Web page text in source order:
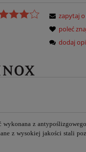
zapytaj
poleć
dodaj
z
z wysokiej jakości stali